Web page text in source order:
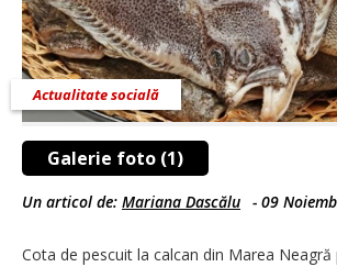
Galerie foto (1)
Actualitate socială
Un articol de: Mariana Dascălu - 09
Cota de pescuit la calcan din Marea